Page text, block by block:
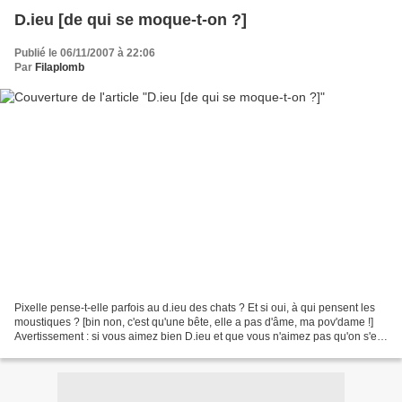
D.ieu [de qui se moque-t-on ?]
Publié le 06/11/2007 à 22:06
Par Filaplomb
Pixelle pense-t-elle parfois au d.ieu des chats ? Et si oui, à qui pensent les
moustiques ? [bin non, c'est qu'une bête, elle a pas d'âme, ma pov'dame !]
Avertissement : si vous aimez bien D.ieu et que vous n'aimez pas qu'on s'en